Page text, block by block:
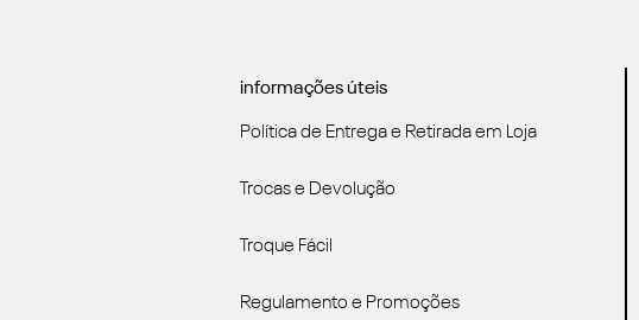
informações úteis
Política de Entrega e Retirada em Loja
Trocas e Devolução
Troque Fácil
Regulamento e Promoções